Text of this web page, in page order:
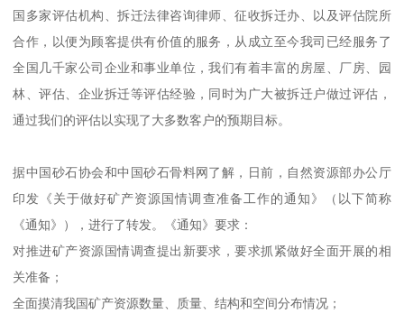
和工业化生产流程的实施方案,将成为行业正规化发展的重要举措。
4.产业升级、延长产业链
在淘汰、关闭落后的传统砂石开采业产能基础上,延长产业链。如:商
混、水泥制品、细粉、超细粉等产品。
在提升生产技术、产品标准与提高行业进人门槛的前提下,依据市场
源配置能力和生产过程资源利用效率,形成多层面、多元化的国际贸
易与合作,增加国际市场份额和提高国际竞争力,将作为提高行业发展
水平的着力点和立足点。
5.科技进步、和谐发展
砂石工业将在科技创新、技术进步、提升产业规模和加快转变结构
发展方式等方面作为引领行业发展的重要支撑点。把节能减排和发